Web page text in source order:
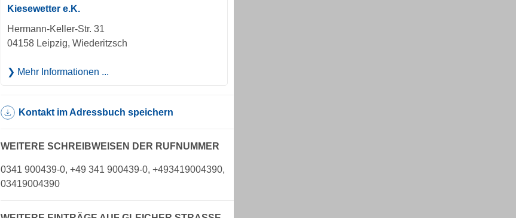
Kiesewetter e.K.
Hermann-Keller-Str. 31
04158 Leipzig, Wiederitzsch
Mehr Informationen ...
Kontakt im Adressbuch speichern
WEITERE SCHREIBWEISEN DER RUFNUMMER
0341 900439-0, +49 341 900439-0, +493419004390,
03419004390